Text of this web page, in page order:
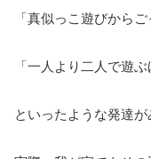
「真似っこ遊びからご
「一人より二人で遊
といったような発達が